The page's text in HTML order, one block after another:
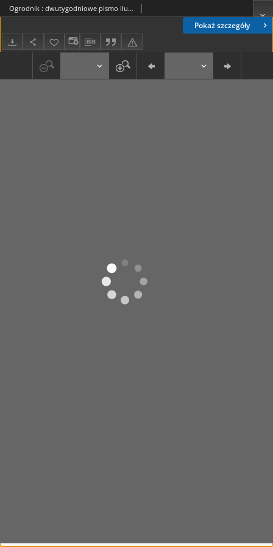
Pokaż szczegóły
Ogrodnik : dwutygodniowe pismo ilustrowane / red. W. J. Zieliński. R.25, nr 2 (31 stycznia 1935)